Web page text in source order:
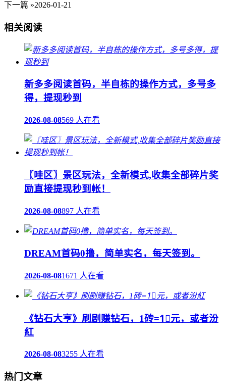
下一篇 »2026-01-21
相关阅读
新多多阅读首码，半自栋的操作方式，多号多
得，提现秒到
2026-08-08569 人在看
〖哇区〗景区玩法，全新模式,收集全部碎片奖
励直接提现秒到帐！
2026-08-08897 人在看
DREAM首码0撸，简单实名，每天签到。
2026-08-081671 人在看
《钻石大亨》刷剧赚钻石，1砖=1⃣️元，或者汾
紅
2026-08-083255 人在看
热门文章